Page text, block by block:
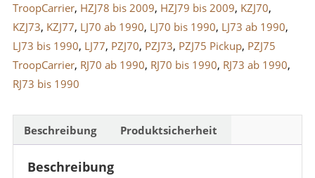
TroopCarrier, HZJ78 bis 2009, HZJ79 bis 2009, KZJ70,
KZJ73, KZJ77, LJ70 ab 1990, LJ70 bis 1990, LJ73 ab 1990,
LJ73 bis 1990, LJ77, PZJ70, PZJ73, PZJ75 Pickup, PZJ75
TroopCarrier, RJ70 ab 1990, RJ70 bis 1990, RJ73 ab 1990,
RJ73 bis 1990
Beschreibung Produktsicherheit
Beschreibung